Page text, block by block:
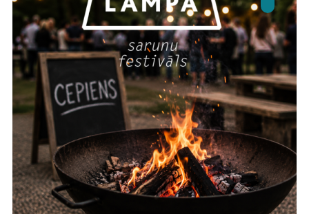
ThreadsFacebookYoutube
X Instagram
Flick TikTok